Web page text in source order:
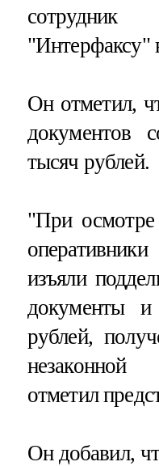
"Интерфаксу"
Он отметил,
документов
тысяч рублей.
"При осмотре
изъяли
документы
рублей,
незаконной
отметил
Он добавил,